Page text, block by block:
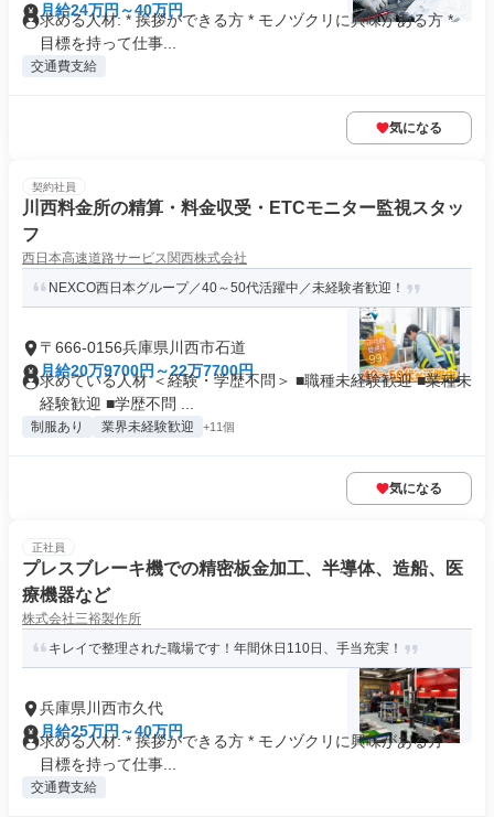
月給24万円～40万円
求める人材: * 挨拶ができる方 * モノヅクリに興味がある方 *
目標を持って仕事...
交通費支給
気になる
契約社員
川西料金所の精算・料金収受・ETCモニター監視スタッ
フ
西日本高速道路サービス関西株式会社
NEXCO西日本グループ／40～50代活躍中／未経験者歓迎！
〒666-0156兵庫県川西市石道
月給20万9700円～22万7700円
求めている人材 ＜経験・学歴不問＞ ■職種未経験歓迎 ■業種未
経験歓迎 ■学歴不問 ...
制服あり 業界未経験歓迎 +11個
気になる
正社員
プレスブレーキ機での精密板金加工、半導体、造船、医
療機器など
株式会社三裕製作所
キレイで整理された職場です！年間休日110日、手当充実！
兵庫県川西市久代
月給25万円～40万円
求める人材: * 挨拶ができる方 * モノヅクリに興味がある方 *
目標を持って仕事...
交通費支給